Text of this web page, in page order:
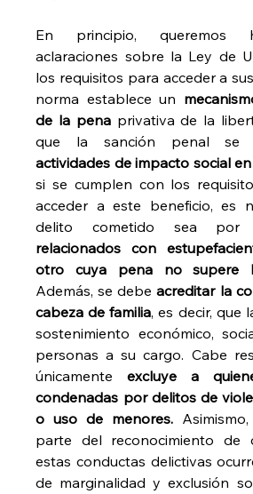
En principio, queremos
aclaraciones sobre la Ley de
los requisitos para acceder a
norma establece un
de la pena privativa de la
actividades de impacto social
si se cumplen con los
acceder a este beneficio, es
delito cometido sea por
relacionados con
otro cuya pena no supere
Además, se debe acreditar la
cabeza de familia, es decir, que
sostenimiento económico,
personas a su cargo. Cabe
únicamente excluye a
condenadas por delitos de
o uso de menores.
parte del reconocimiento de
estas conductas delictivas
de marginalidad y exclusión